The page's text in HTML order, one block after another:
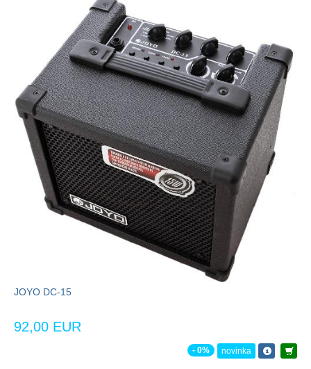
JOYO DC-15
92,00 EUR
- 0% novinka